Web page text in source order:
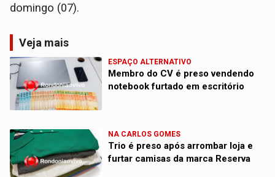
domingo (07).
Veja mais
ESPAÇO ALTERNATIVO
Membro do CV é preso vendendo
notebook furtado em escritório
NA CARLOS GOMES
Trio é preso após arrombar loja e
furtar camisas da marca Reserva